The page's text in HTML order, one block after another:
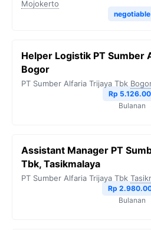
Mojokerto
negotiable
Helper Logistik PT Sumber
Bogor
PT Sumber Alfaria Trijaya Tbk
Rp
Bulanan
Assistant Manager PT
Tbk, Tasikmalaya
PT Sumber Alfaria Trijaya Tbk
Rp
Bulanan